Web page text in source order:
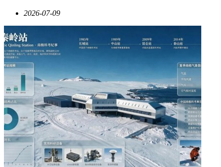
2026-07-09